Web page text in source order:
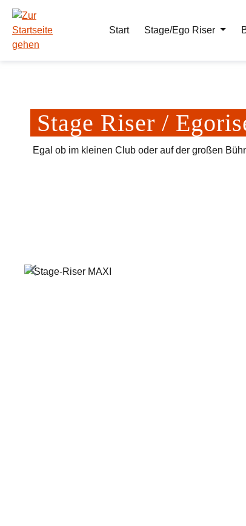
Hauptinhalt springen
Zur Suche springen
Zur Hauptnavigation springen
Start
Stage/Ego Riser
Stage Riser /
Egal ob im kleinen Club oder auf der großen
Bildergalerie überspringen